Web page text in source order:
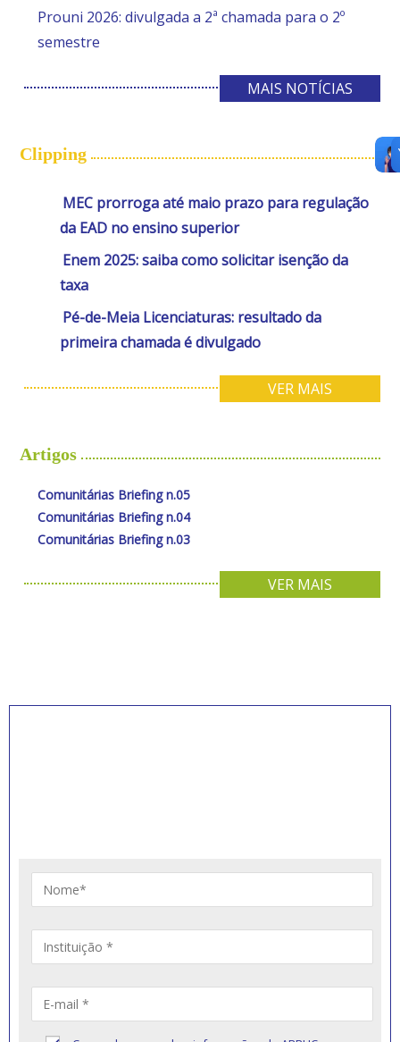
Prouni 2026: divulgada a 2ª chamada para o 2º
semestre
MAIS NOTÍCIAS
Clipping
MEC prorroga até maio prazo para regulação
da EAD no ensino superior
Enem 2025: saiba como solicitar isenção da
taxa
Pé-de-Meia Licenciaturas: resultado da
primeira chamada é divulgado
VER MAIS
Artigos
Comunitárias Briefing n.05
Comunitárias Briefing n.04
Comunitárias Briefing n.03
VER MAIS